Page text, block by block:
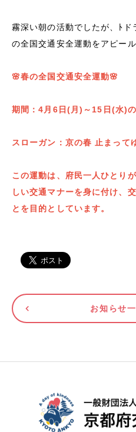
霧深い朝の活動でしたが、ﾄド
の全国交通安全運動をアピー
🌸春の全国交通安全運動🌸
期間：4月6日(月)～15日(水)
スローガン：京の春 止まって
この運動は、府民一人ひとり
しい交通マナーを身に付け、
とを目的としています。
お知らせ